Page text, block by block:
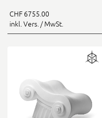
CHF 6755.00
inkl. Vers. / MwSt.